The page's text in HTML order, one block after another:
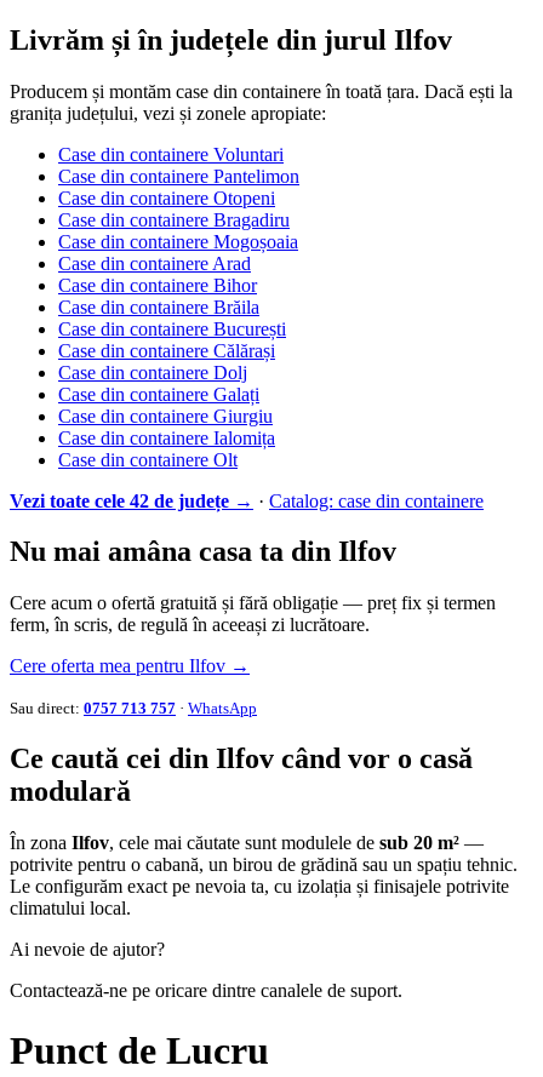
Livrăm și în județele din jurul Ilfov
Producem și montăm case din containere în toată țara. Dacă ești la
granița județului, vezi și zonele apropiate:
Case din containere Voluntari
Case din containere Pantelimon
Case din containere Otopeni
Case din containere Bragadiru
Case din containere Mogoșoaia
Case din containere Arad
Case din containere Bihor
Case din containere Brăila
Case din containere București
Case din containere Călărași
Case din containere Dolj
Case din containere Galați
Case din containere Giurgiu
Case din containere Ialomița
Case din containere Olt
Vezi toate cele 42 de județe → · Catalog: case din containere
Nu mai amâna casa ta din Ilfov
Cere acum o ofertă gratuită și fără obligație — preț fix și termen
ferm, în scris, de regulă în aceeași zi lucrătoare.
Cere oferta mea pentru Ilfov →
Sau direct: 0757 713 757 · WhatsApp
Ce caută cei din Ilfov când vor o casă
modulară
În zona Ilfov, cele mai căutate sunt modulele de sub 20 m² —
potrivite pentru o cabană, un birou de grădină sau un spațiu tehnic.
Le configurăm exact pe nevoia ta, cu izolația și finisajele potrivite
climatului local.
Ai nevoie de ajutor?
Contactează-ne pe oricare dintre canalele de suport.
Punct de Lucru